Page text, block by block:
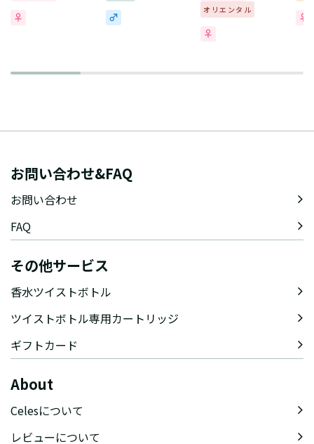
オリエンタル
お問い合わせ&FAQ
お問い合わせ
FAQ
その他サービス
香水ツイストボトル
ツイストボトル専用カートリッジ
ギフトカード
About
Celesについて
レビューについて